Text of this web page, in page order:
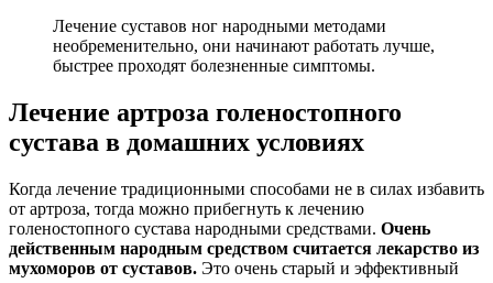
Лечение суставов ног народными методами
необременительно, они начинают работать лучше,
быстрее проходят болезненные симптомы.
Лечение артроза голеностопного
сустава в домашних условиях
Когда лечение традиционными способами не в силах избавить
от артроза, тогда можно прибегнуть к лечению
голеностопного сустава народными средствами. Очень
действенным народным средством считается лекарство из
мухоморов от суставов. Это очень старый и эффективный